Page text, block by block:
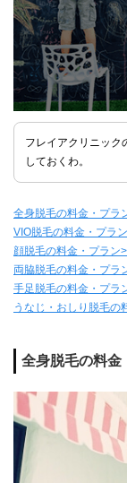
フレイアクリニック
しておくわ。
全身脱毛の料金・プラ
VIO脱毛の料金・プラ
顔脱毛の料金・プラン
両脇脱毛の料金・プラ
手足脱毛の料金・プラ
うなじ・おしり脱毛の
全身脱毛の料金